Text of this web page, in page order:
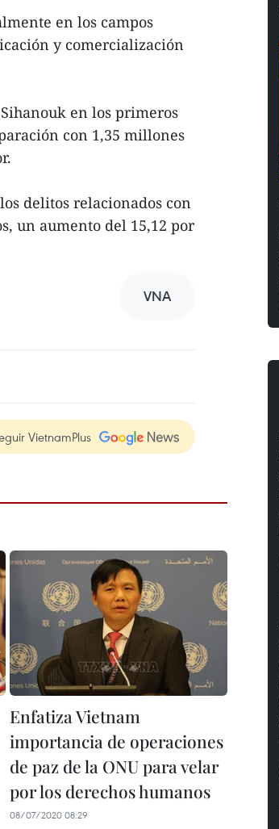
en los campos
y comercialización
en los primeros
con 1,35 millones
delitos relacionados con
un aumento del 15,12 por
VNA
VietnamPlus
Enfatiza Vietnam
importancia de operaciones
de paz de la ONU para velar
por los derechos humanos
08/07/2020 08:29